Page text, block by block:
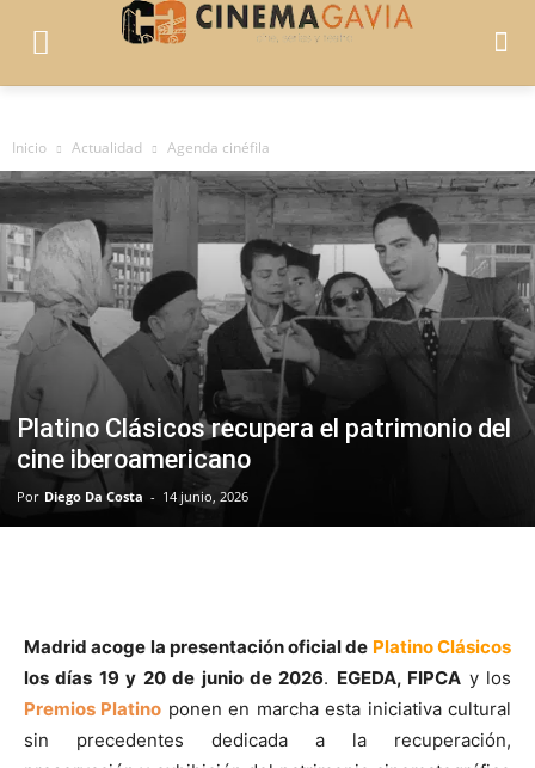
Inicio Actualidad Agenda cinéfila
Platino Clásicos recupera el patrimonio del
cine iberoamericano
Por Diego Da Costa - 14 junio, 2026
Madrid acoge la presentación oficial de Platino Clásicos
los días 19 y 20 de junio de 2026. EGEDA, FIPCA y los
Premios Platino ponen en marcha esta iniciativa cultural
sin precedentes dedicada a la recuperación,